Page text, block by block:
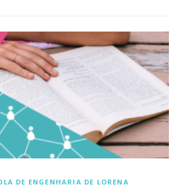
DE ENGENHARIA DE LORENA